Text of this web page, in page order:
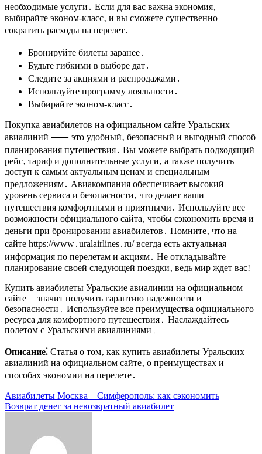
необходимые услуги․ Если для вас важна экономия‚
выбирайте эконом-класс‚ и вы сможете существенно
сократить расходы на перелет․
Бронируйте билеты заранее․
Будьте гибкими в выборе дат․
Следите за акциями и распродажами․
Используйте программу лояльности․
Выбирайте эконом-класс․
Покупка авиабилетов на официальном сайте Уральских
авиалиний ⸺ это удобный‚ безопасный и выгодный способ
планирования путешествия․ Вы можете выбрать подходящий
рейс‚ тариф и дополнительные услуги‚ а также получить
доступ к самым актуальным ценам и специальным
предложениям․ Авиакомпания обеспечивает высокий
уровень сервиса и безопасности‚ что делает ваши
путешествия комфортными и приятными․ Используйте все
возможности официального сайта‚ чтобы сэкономить время и
деньги при бронировании авиабилетов․ Помните‚ что на
сайте https://www․uralairlines․ru/ всегда есть актуальная
информация по перелетам и акциям․ Не откладывайте
планирование своей следующей поездки‚ ведь мир ждет вас!
Купить авиабилеты Уральские авиалинии на официальном
сайте ⏤ значит получить гарантию надежности и
безопасности․ Используйте все преимущества официального
ресурса для комфортного путешествия․ Наслаждайтесь
полетом с Уральскими авиалиниями․
Описание⁚ Статья о том‚ как купить авиабилеты Уральских
авиалиний на официальном сайте‚ о преимуществах и
способах экономии на перелете․
Навигация
по
Авиабилеты Москва ‒ Симферополь: как сэкономить
Возврат денег за невозвратный авиабилет